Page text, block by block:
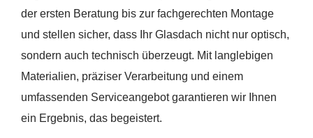
der ersten Beratung bis zur fachgerechten Montage
und stellen sicher, dass Ihr Glasdach nicht nur optisch,
sondern auch technisch überzeugt. Mit langlebigen
Materialien, präziser Verarbeitung und einem
umfassenden Serviceangebot garantieren wir Ihnen
ein Ergebnis, das begeistert.